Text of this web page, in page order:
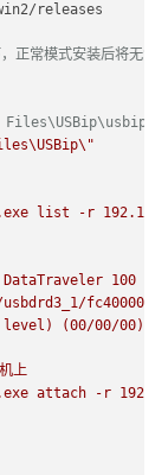
releases
，正常模式安装后
list -r
100
(00/00/00)
上
attach -r